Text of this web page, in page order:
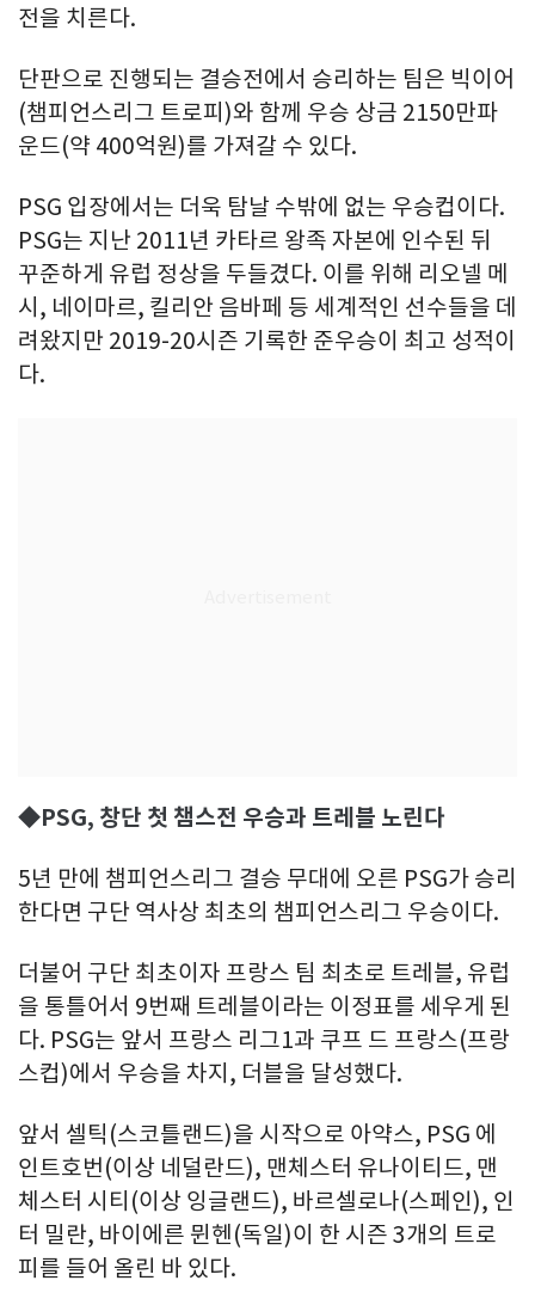
전을 치른다.
단판으로 진행되는 결승전에서 승리하는 팀은 빅이어
(챔피언스리그 트로피)와 함께 우승 상금 2150만파
운드(약 400억원)를 가져갈 수 있다.
PSG 입장에서는 더욱 탐날 수밖에 없는 우승컵이다.
PSG는 지난 2011년 카타르 왕족 자본에 인수된 뒤
꾸준하게 유럽 정상을 두들겼다. 이를 위해 리오넬 메
시, 네이마르, 킬리안 음바페 등 세계적인 선수들을 데
려왔지만 2019-20시즌 기록한 준우승이 최고 성적이
다.
◆PSG, 창단 첫 챔스전 우승과 트레블 노린다
5년 만에 챔피언스리그 결승 무대에 오른 PSG가 승리
한다면 구단 역사상 최초의 챔피언스리그 우승이다.
더불어 구단 최초이자 프랑스 팀 최초로 트레블, 유럽
을 통틀어서 9번째 트레블이라는 이정표를 세우게 된
다. PSG는 앞서 프랑스 리그1과 쿠프 드 프랑스(프랑
스컵)에서 우승을 차지, 더블을 달성했다.
앞서 셀틱(스코틀랜드)을 시작으로 아약스, PSG 에
인트호번(이상 네덜란드), 맨체스터 유나이티드, 맨
체스터 시티(이상 잉글랜드), 바르셀로나(스페인), 인
터 밀란, 바이에른 뮌헨(독일)이 한 시즌 3개의 트로
피를 들어 올린 바 있다.